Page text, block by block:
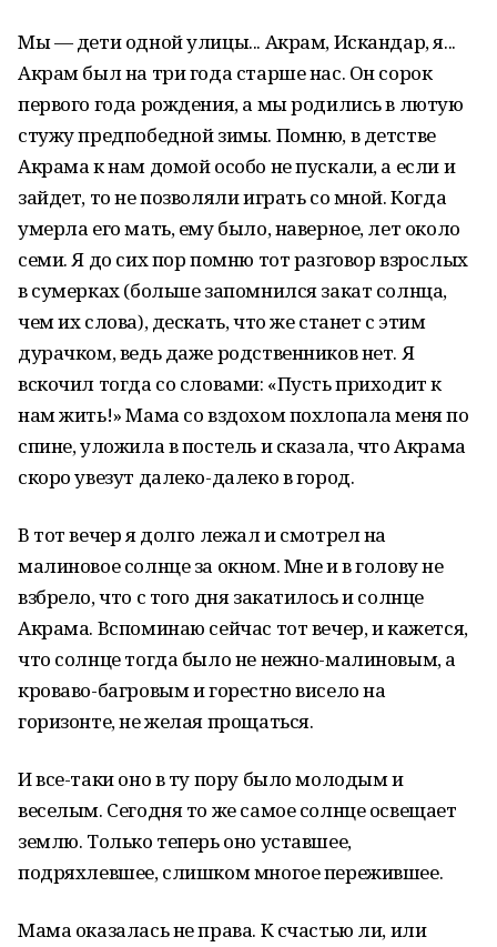
Мы — дети одной улицы... Акрам, Искандар, я...
Акрам был на три года старше нас. Он сорок
первого года рождения, а мы родились в лютую
стужу предпобедной зимы. Помню, в детстве
Акрама к нам домой особо не пускали, а если и
зайдет, то не позволяли играть со мной. Когда
умерла его мать, ему было, наверное, лет около
семи. Я до сих пор помню тот разговор взрослых
в сумерках (больше запомнился закат солнца,
чем их слова), дескать, что же станет с этим
дурачком, ведь даже родственников нет. Я
вскочил тогда со словами: «Пусть приходит к
нам жить!» Мама со вздохом похлопала меня по
спине, уложила в постель и сказала, что Акрама
скоро увезут далеко-далеко в город.
В тот вечер я долго лежал и смотрел на
малиновое солнце за окном. Мне и в голову не
взбрело, что с того дня закатилось и солнце
Акрама. Вспоминаю сейчас тот вечер, и кажется,
что солнце тогда было не нежно-малиновым, а
кроваво-багровым и горестно висело на
горизонте, не желая прощаться.
И все-таки оно в ту пору было молодым и
веселым. Сегодня то же самое солнце освещает
землю. Только теперь оно уставшее,
подряхлевшее, слишком многое пережившее.
Мама оказалась не права. К счастью ли, или